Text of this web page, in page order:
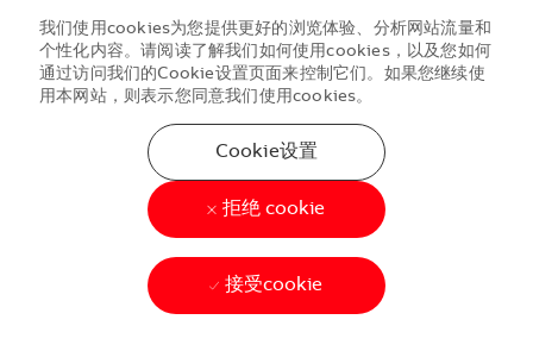
我们使用cookies为您提供更好的浏览体验、分析网站流量和
个性化内容。请阅读了解我们如何使用cookies，以及您如何
通过访问我们的Cookie设置页面来控制它们。如果您继续使
用本网站，则表示您同意我们使用cookies。
Cookie设置
拒绝 cookie
接受cookie